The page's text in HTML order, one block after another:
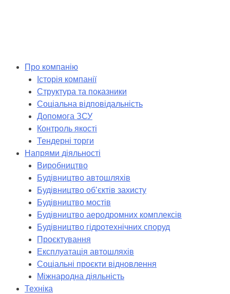
Про компанію
Історія компанії
Структура та показники
Соціальна відповідальність
Допомога ЗСУ
Контроль якості
Тендерні торги
Напрями діяльності
Виробництво
Будівництво автошляхів
Будівництво обʼєктів захисту
Будівництво мостів
Будівництво аеродромних комплексів
Будівництво гідротехнічних споруд
Проєктування
Експлуатація автошляхів
Соціальні проєкти відновлення
Міжнародна діяльність
Техніка